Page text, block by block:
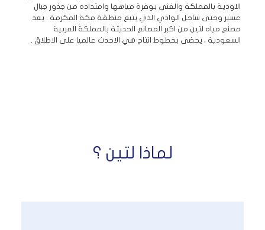
الاودية بالمملكة والغني بوفرة مياهها وامتداده من جذور جبال
عسير وحتى ساحل الوادي الذي يتبع منطقة مكة المكرمة . يعد
مصنع مياه لتين من اكبر المصانع الحديثة بالمملكة العربية
السعودية ، يحضى بخطوط انتاج هي الاحدث عالميا على الاطلاق .
لماذا لتين ؟